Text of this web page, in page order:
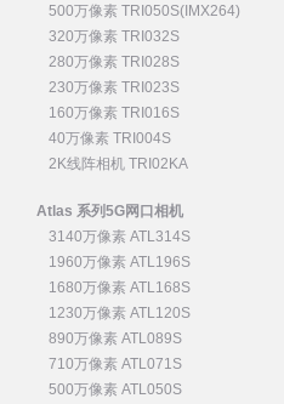
500万像素 TRI050S(IMX264)
320万像素 TRI032S
280万像素 TRI028S
230万像素 TRI023S
160万像素 TRI016S
40万像素 TRI004S
2K线阵相机 TRI02KA
Atlas 系列5G网口相机
3140万像素 ATL314S
1960万像素 ATL196S
1680万像素 ATL168S
1230万像素 ATL120S
890万像素 ATL089S
710万像素 ATL071S
500万像素 ATL050S